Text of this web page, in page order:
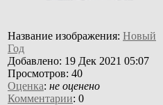
Название изображения: Новый
Год
Добавлено: 19 Дек 2021 05:07
Просмотров: 40
Оценка: не оценено
Комментарии: 0